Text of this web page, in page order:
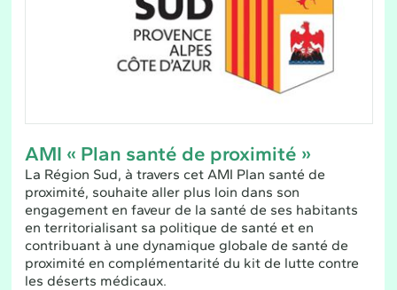
AMI « Plan santé de proximité »
La Région Sud, à travers cet AMI Plan santé de
proximité, souhaite aller plus loin dans son
engagement en faveur de la santé de ses habitants
en territorialisant sa politique de santé et en
contribuant à une dynamique globale de santé de
proximité en complémentarité du kit de lutte contre
les déserts médicaux.